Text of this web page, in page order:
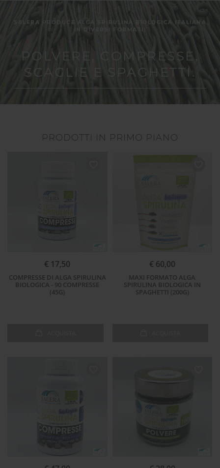
SALERA PRODUCE ALGA SPIRULINA BIOLOGICA ITALIANA
IN DIVERSI FORMATI:
POLVERE, COMPRESSE,
SCAGLIE E SPAGHETTI.
PRODOTTI IN PRIMO PIANO
COMPRESSE DI ALGA SPIRULINA
BIOLOGICA - 90 COMPRESSE
(45G)
€ 17,50
MAXI FORMATO ALGA
SPIRULINA BIOLOGICA IN
SPAGHETTI (200G)
€ 60,00